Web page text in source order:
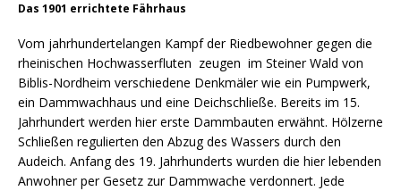
Das 1901 errichtete Fährhaus
Vom jahrhundertelangen Kampf der Riedbewohner gegen die
rheinischen Hochwasserfluten zeugen im Steiner Wald von
Biblis-Nordheim verschiedene Denkmäler wie ein Pumpwerk,
ein Dammwachhaus und eine Deichschließe. Bereits im 15.
Jahrhundert werden hier erste Dammbauten erwähnt. Hölzerne
Schließen regulierten den Abzug des Wassers durch den
Audeich. Anfang des 19. Jahrhunderts wurden die hier lebenden
Anwohner per Gesetz zur Dammwache verdonnert. Jede